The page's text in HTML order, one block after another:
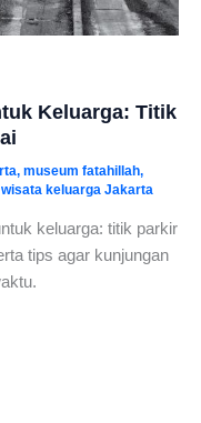
Keluarga: Titik
, museum fatahillah,
wisata keluarga Jakarta
keluarga: titik parkir
tips agar kunjungan